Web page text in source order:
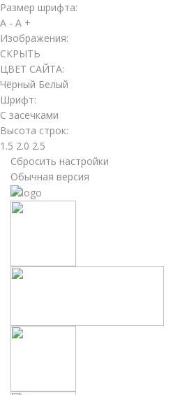
Размер шрифта:
A - A +
Изображения:
СКРЫТЬ
ЦВЕТ САЙТА:
Чёрный Белый
Шрифт:
С засечками
Высота строк:
1.5 2.0 2.5
Сбросить настройки
Обычная версия